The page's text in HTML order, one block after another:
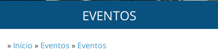
EVENTOS
» Início » Eventos » Eventos